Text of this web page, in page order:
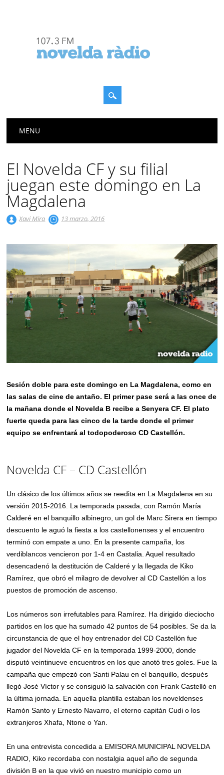
Menú principal
MENU
El Novelda CF y su filial
juegan este domingo en La
Magdalena
Xavi Mira 13 marzo, 2016
Sesión doble para este domingo en La Magdalena, como en
las salas de cine de antaño. El primer pase será a las once de
la mañana donde el Novelda B recibe a Senyera CF. El plato
fuerte queda para las cinco de la tarde donde el primer
equipo se enfrentará al todopoderoso CD Castellón.
Novelda CF – CD Castellón
Un clásico de los últimos años se reedita en La Magdalena en su
versión 2015-2016. La temporada pasada, con Ramón María
Calderé en el banquillo albinegro, un gol de Marc Sirera en tiempo
descuento le aguó la fiesta a los castellonenses y el encuentro
terminó con empate a uno. En la presente campaña, los
verdiblancos vencieron por 1-4 en Castalia. Aquel resultado
desencadenó la destitución de Calderé y la llegada de Kiko
Ramírez, que obró el milagro de devolver al CD Castellón a los
puestos de promoción de ascenso.
Los números son irrefutables para Ramírez. Ha dirigido dieciocho
partidos en los que ha sumado 42 puntos de 54 posibles. Se da la
circunstancia de que el hoy entrenador del CD Castellón fue
jugador del Novelda CF en la temporada 1999-2000, donde
disputó veintinueve encuentros en los que anotó tres goles. Fue la
campaña que empezó con Santi Palau en el banquillo, después
llegó José Víctor y se consiguió la salvación con Frank Castelló en
la última jornada. En aquella plantilla estaban los noveldenses
Ramón Santo y Ernesto Navarro, el eterno capitán Cudi o los
extranjeros Xhafa, Ntone o Yan.
En una entrevista concedida a EMISORA MUNICIPAL NOVELDA
RADIO, Kiko recordaba con nostalgia aquel año de segunda
división B en la que vivió en nuestro municipio como un